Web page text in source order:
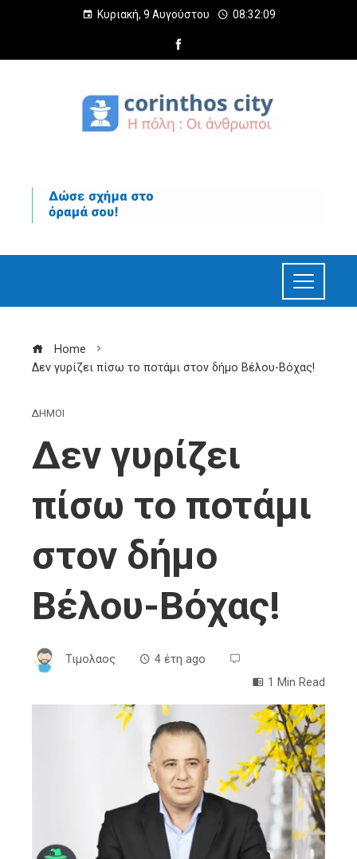
Κυριακή, 9 Αυγούστου 08:32:10
Home
Δεν γυρίζει πίσω το ποτάμι στον δήμο Βέλου-Βόχας!
ΔΗΜΟΙ
Δεν γυρίζει
πίσω το ποτάμι
στον δήμο
Βέλου-Βόχας!
Τιμολαος
4 έτη ago
1 Min Read